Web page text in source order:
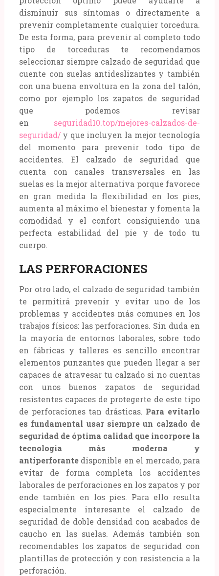
disminuir sus síntomas o directamente a
prevenir completamente cualquier torcedura.
De esta forma, para prevenir al completo todo
tipo de torceduras te recomendamos
seleccionar siempre calzado de seguridad que
cuente con suelas antideslizantes y también
con una buena envoltura en la zona del talón,
como por ejemplo los zapatos de seguridad
que podemos revisar
en seguridad10.top/mejores-calzados-de-
seguridad/y que incluyen la mejor tecnología
del momento para prevenir todo tipo de
accidentes. El calzado de seguridad que
cuenta con canales transversales en las
suelas es la mejor alternativa porque favorece
en gran medida la flexibilidad en los pies,
aumenta al máximo el bienestar y fomenta la
comodidad y el confort consiguiendo una
perfecta estabilidad del pie y de todo tu
cuerpo.
LAS PERFORACIONES
Por otro lado, el calzado de seguridad también
te permitirá prevenir y evitar uno de los
problemas y accidentes más comunes en los
trabajos físicos: las perforaciones. Sin duda en
la mayoría de entornos laborales, sobre todo
en fábricas y talleres es sencillo encontrar
elementos punzantes que pueden llegar a ser
capaces de atravesar tu calzado si no cuentas
con unos buenos zapatos de seguridad
resistentes capaces de protegerte de este tipo
de perforaciones tan drásticas. Para evitarlo
es fundamental usar siempre un calzado de
seguridad de óptima calidad que incorpore la
tecnología más moderna y
antiperforante disponible en el mercado, para
evitar de forma completa los accidentes
laborales de perforaciones en los zapatos y por
ende también en los pies. Para ello resulta
especialmente interesante el calzado de
seguridad de doble densidad con acabados de
caucho en las suelas. Además también son
recomendables los zapatos de seguridad con
plantillas de protección y con resistencia a la
perforación.